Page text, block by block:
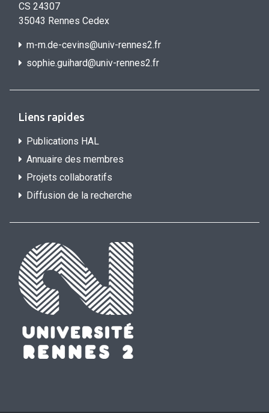
CS 24307
35043 Rennes Cedex
m-m.de-cevins@univ-rennes2.fr
sophie.guihard@univ-rennes2.fr
Liens rapides
Publications HAL
Annuaire des membres
Projets collaboratifs
Diffusion de la recherche